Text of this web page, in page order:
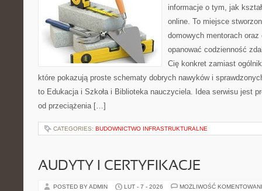
informacje o tym, jak
online. To miejsce
domowych mentorach
opanować codzienność
Cię konkret zamiast
które pokazują proste schematy dobrych nawyków i
to Edukacja i Szkoła i Biblioteka nauczyciela. Idea serwisu jest
od przeciążenia […]
CATEGORIES: BUDOWNICTWO INFRASTRUKTURALNE
AUDYTY I CERTYFIKACJE
POSTED BY ADMIN LUT - 7 - 2026 MOŻLIWOŚĆ